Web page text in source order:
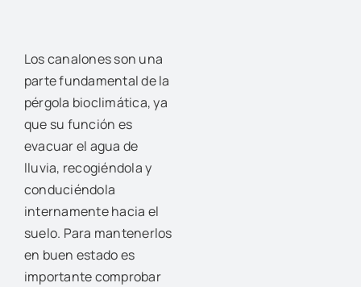
Los canalones son una
parte fundamental de la
pérgola bioclimática, ya
que su función es
evacuar el agua de
lluvia, recogiéndola y
conduciéndola
internamente hacia el
suelo. Para mantenerlos
en buen estado es
importante comprobar